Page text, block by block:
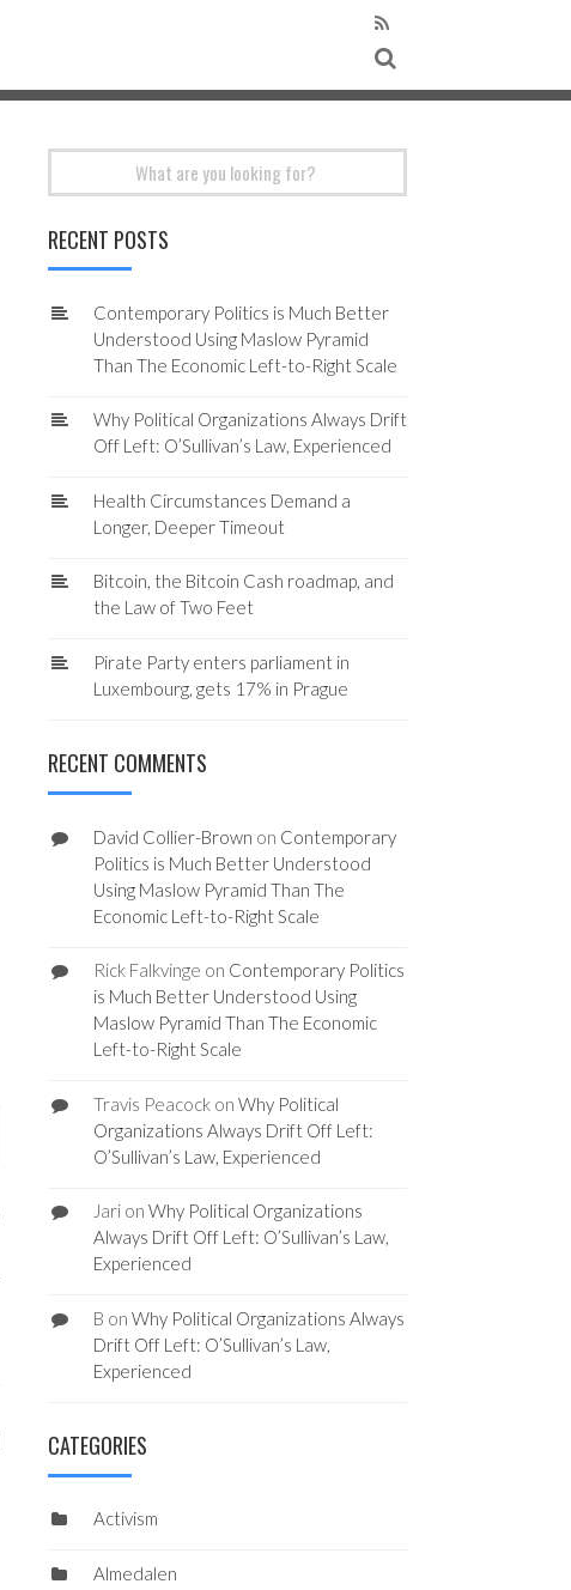
RECENT POSTS
Contemporary Politics is Much Better
Understood Using Maslow Pyramid
Than The Economic Left-to-Right Scale
Why Political Organizations Always Drift
Off Left: O’Sullivan’s Law, Experienced
Health Circumstances Demand a
Longer, Deeper Timeout
Bitcoin, the Bitcoin Cash roadmap, and
the Law of Two Feet
Pirate Party enters parliament in
Luxembourg, gets 17% in Prague
RECENT COMMENTS
David Collier-Brown on Contemporary
Politics is Much Better Understood
Using Maslow Pyramid Than The
Economic Left-to-Right Scale
Rick Falkvinge on Contemporary Politics
is Much Better Understood Using
Maslow Pyramid Than The Economic
Left-to-Right Scale
Travis Peacockon Why Political
Organizations Always Drift Off Left:
O’Sullivan’s Law, Experienced
Jarion Why Political Organizations
Always Drift Off Left: O’Sullivan’s Law,
Experienced
B on Why Political Organizations Always
Drift Off Left: O’Sullivan’s Law,
Experienced
CATEGORIES
Activism
Almedalen